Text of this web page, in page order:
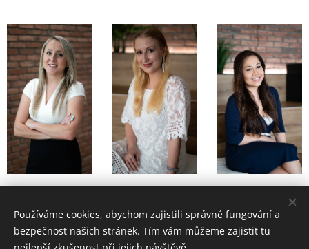
Používáme cookies, abychom zajistili správné fungování a
bezpečnost našich stránek. Tím vám můžeme zajistit tu